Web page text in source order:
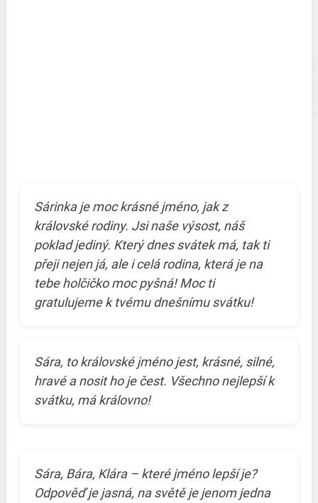
Sárinka je moc krásné jméno, jak z
královské rodiny. Jsi naše výsost, náš
poklad jediný. Který dnes svátek má, tak ti
přeji nejen já, ale i celá rodina, která je na
tebe holčičko moc pyšná! Moc ti
gratulujeme k tvému dnešnímu svátku!
Sára, to královské jméno jest, krásné, silné,
hravé a nosit ho je čest. Všechno nejlepší k
svátku, má královno!
Sára, Bára, Klára – které jméno lepší je?
Odpověď je jasná, na světě je jenom jedna